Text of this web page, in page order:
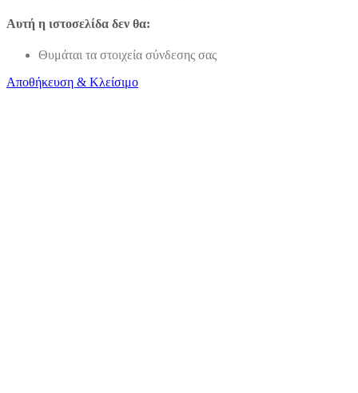
Αυτή η ιστοσελίδα δεν θα:
Θυμάται τα στοιχεία σύνδεσης σας
Αποθήκευση & Κλείσιμο